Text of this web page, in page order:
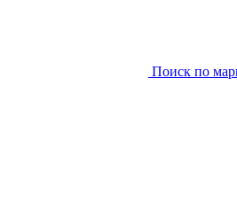
Поиск по